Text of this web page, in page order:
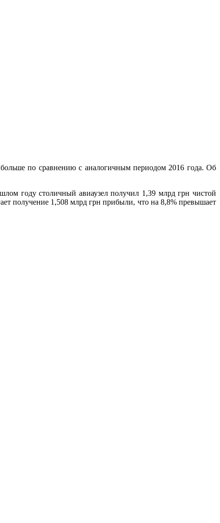
по сравнению с аналогичным периодом 2016 года. Об
году столичный авиаузел получил 1,39 млрд грн чистой
получение 1,508 млрд грн прибыли, что на 8,8% превышает